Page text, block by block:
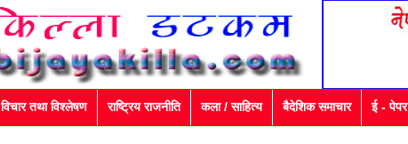
विचार तथा विश्लेषण राष्ट्रिय राजनीति कला / साहित्य बैदेशिक समाचार ई - पेपर